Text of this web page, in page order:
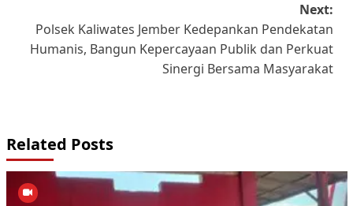
Next:
Polsek Kaliwates Jember Kedepankan Pendekatan
Humanis, Bangun Kepercayaan Publik dan Perkuat
Sinergi Bersama Masyarakat
Related Posts